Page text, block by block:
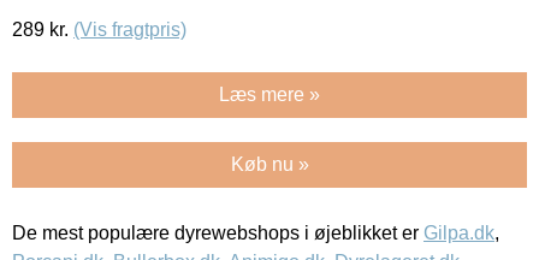
289 kr. (Vis fragtpris)
Læs mere »
Køb nu »
De mest populære dyrewebshops i øjeblikket er Gilpa.dk,